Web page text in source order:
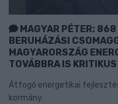
MAGYAR PÉTER:
BERUHÁZÁSI
MAGYARORSZÁG
TOVÁBBRA IS
Átfogó energetikai
kormány.